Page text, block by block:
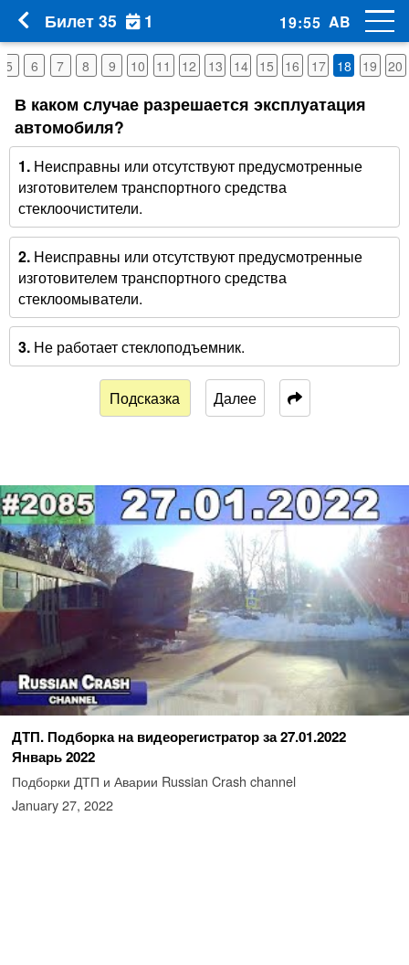
5 6 7 8 9 10 11 12 13 14 15 16 17 18 19 20
В каком случае разрешается эксплуатация
автомобиля?
1.Неисправны или отсутствуют предусмотренные
изготовителем транспортного средства
стеклоочистители.
2.Неисправны или отсутствуют предусмотренные
изготовителем транспортного средства
стеклоомыватели.
3.Не работает стеклоподъемник.
Подсказка Далее
Билет 35 1 19:54 AB
ДТП. Подборка на видеорегистратор за 27.01.2022
Январь 2022
Подборки ДТП и Аварии Russian Crash channel
January 27, 2022